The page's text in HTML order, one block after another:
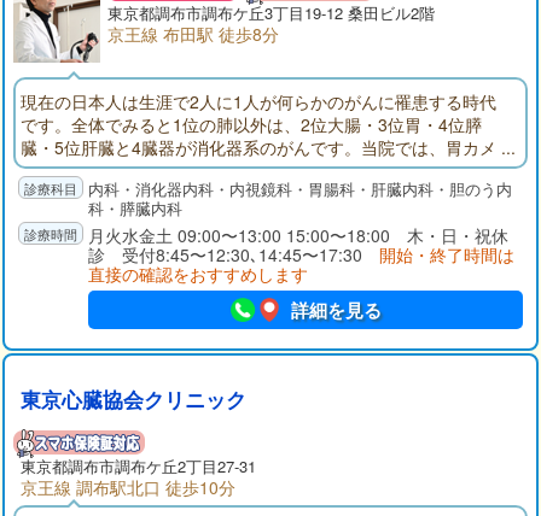
東京都調布市調布ケ丘3丁目19-12 桑田ビル2階
京王線 布田駅 徒歩8分
現在の日本人は生涯で2人に1人が何らかのがんに罹患する時代
です。全体でみると1位の肺以外は、2位大腸・3位胃・4位膵
臓・5位肝臓と4臓器が消化器系のがんです。当院では、胃カメ
ラ・大腸カメラ・腹部超音波検査に加えてカプセル内視鏡に
て、食道・胃・十二指腸・小腸・大腸・肝臓・胆嚢・膵臓と消
化器の臓器全てをスクリーニング出来ます。既往歴のある方、
家族歴がある方、一度も検査をされていない方は是非相談下さ
内科・消化器内科・内視鏡科・胃腸科・肝臓内科・胆のう内
科・膵臓内科
月火水金土 09:00〜13:00 15:00〜18:00 木・日・祝休
診 受付8:45〜12:30､14:45〜17:30 開始・終了時間は
直接の確認をおすすめします
詳細を見る
東京心臓協会クリニック
東京都調布市調布ケ丘2丁目27-31
京王線 調布駅北口 徒歩10分